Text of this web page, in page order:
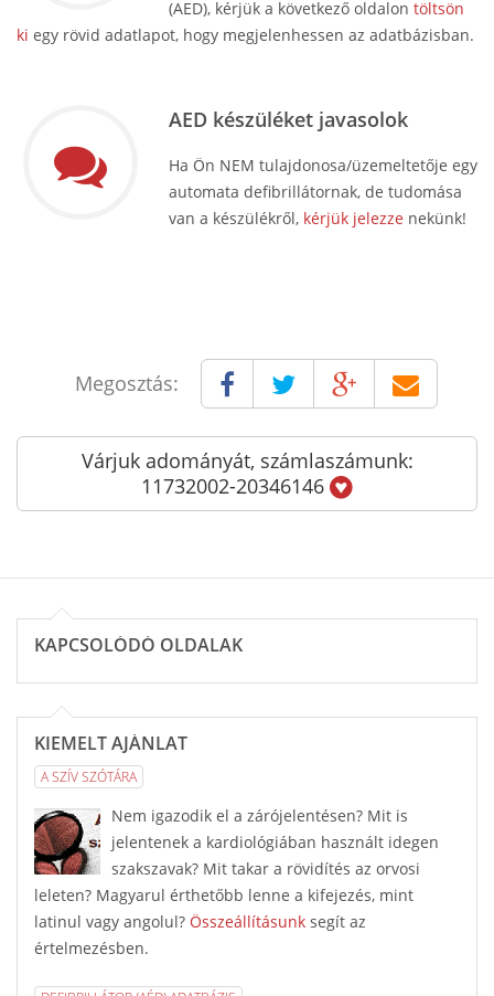
(AED), kérjük a következő oldalon töltsön
ki egy rövid adatlapot, hogy megjelenhessen az adatbázisban.
AED készüléket javasolok
Ha Ön NEM tulajdonosa/üzemeltetője egy
automata defibrillátornak, de tudomása
van a készülékről, kérjük jelezze nekünk!
Megosztás:
Várjuk adományát, számlaszámunk:
11732002-20346146
KAPCSOLÓDÓ OLDALAK
KIEMELT AJÁNLAT
A SZÍV SZÓTÁRA
Nem igazodik el a zárójelentésen? Mit is
jelentenek a kardiológiában használt idegen
szakszavak? Mit takar a rövidítés az orvosi
leleten? Magyarul érthetőbb lenne a kifejezés, mint
latinul vagy angolul? Összeállításunk segít az
értelmezésben.